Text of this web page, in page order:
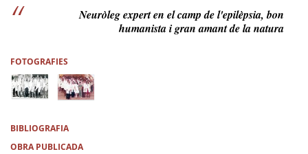
Neuròleg expert en el camp de l'epilèpsia, bon
humanista i gran amant de la natura
FOTOGRAFIES
BIBLIOGRAFIA
OBRA PUBLICADA